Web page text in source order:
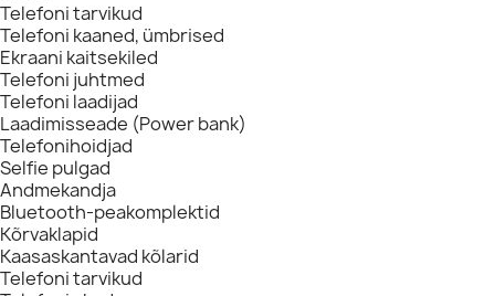
Telefoni tarvikud
Telefoni kaaned, ümbrised
Ekraani kaitsekiled
Telefoni juhtmed
Telefoni laadijad
Laadimisseade (Power bank)
Telefonihoidjad
Selfie pulgad
Andmekandja
Bluetooth-peakomplektid
Kõrvaklapid
Kaasaskantavad kõlarid
Telefoni tarvikud